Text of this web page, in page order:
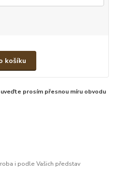
košíku
prosím přesnou míru obvodu
i podle Vašich představ